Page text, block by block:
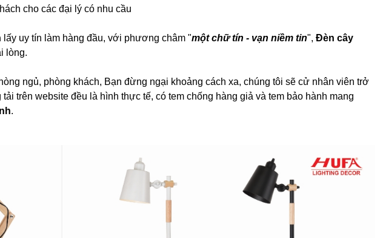
cho các đại lý có nhu cầu
lấy uy tín làm hàng đầu, với phương châm "một chữ tín - vạn niềm tin", Đèn cây
lòng.
ngủ, phòng khách, Bạn đừng ngại khoảng cách xa, chúng tôi sẽ cử nhân viên trở
trên website đều là hình thực tế, có tem chống hàng giả và tem bảo hành mang
.